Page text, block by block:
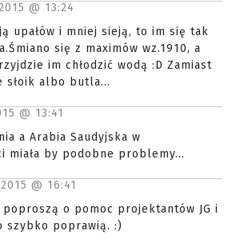
@ 13:24
upałów i mniej sieją, to im się tak
się z maximów wz.1910, a
im chłodzić wodą :D Zamiast
słoik albo butla...
@ 13:41
a Arabia Saudyjska w
miała by podobne problemy...
@ 16:41
poproszą o pomoc projektantów JG i
szybko poprawią. :)